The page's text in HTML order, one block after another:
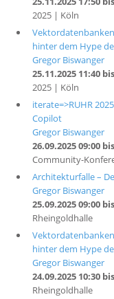
2025 | Köln
hinter dem Hype
Gregor Biswanger
25.11.2025 11:40
2025 | Köln
iterate=>RUHR
Copilot
Gregor Biswanger
26.09.2025 09:00
Community-
Architekturfalle –
Gregor Biswanger
25.09.2025 09:00
Rheingoldhalle
hinter dem Hype
Gregor Biswanger
24.09.2025 10:30
Rheingoldhalle